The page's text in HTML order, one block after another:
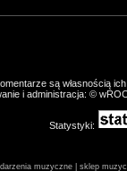
są własnością
i administracja: ©
Statystyki:
muzyczne | sklep